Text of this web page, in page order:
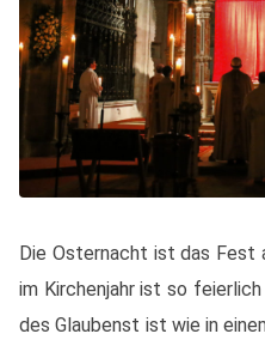
Die Osternacht ist das Fest
im Kirchenjahr ist so
des Glaubenst ist wie in